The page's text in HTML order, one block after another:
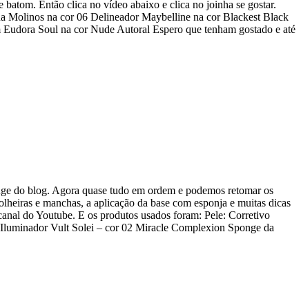
Então clica no vídeo abaixo e clica no joinha se gostar.
Molinos na cor 06 Delineador Maybelline na cor Blackest Black
Soul na cor Nude Autoral Espero que tenham gostado e até
do blog. Agora quase tudo em ordem e podemos retomar os
e manchas, a aplicação da base com esponja e muitas dicas
do Youtube. E os produtos usados foram: Pele: Corretivo
Vult Solei – cor 02 Miracle Complexion Sponge da